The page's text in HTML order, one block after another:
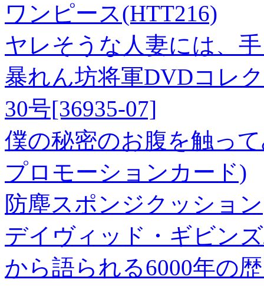
ワンピース(HTT216)
ヤレそうな人妻には、
暴れん坊将軍DVDコレ
30号[36935-07]
僕の秘密のお腹を触っ
プロモーションカード)
防塵スポンジクッション
デイヴィッド・ギビン
から語られる6000年の